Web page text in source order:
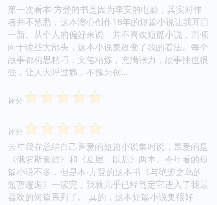
读后感
评分☆☆☆☆☆
评分 ☆☆☆☆☆
者并不熟悉，这本潜心创作18年的短篇小说让我耳目
向于读些大部头，这本小说集改变了我的看法。每个
故事都构思精巧，文笔精炼，充满张力，故事性也很
强，让人大呼过瘾，不愧为创...
评分☆☆ ☆☆☆